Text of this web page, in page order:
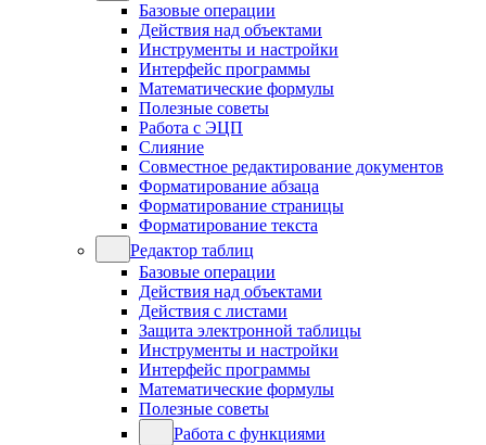
Базовые операции
Действия над объектами
Инструменты и настройки
Интерфейс программы
Математические формулы
Полезные советы
Работа с ЭЦП
Слияние
Совместное редактирование документов
Форматирование абзаца
Форматирование страницы
Форматирование текста
Редактор таблиц
Базовые операции
Действия над объектами
Действия с листами
Защита электронной таблицы
Инструменты и настройки
Интерфейс программы
Математические формулы
Полезные советы
Работа с функциями